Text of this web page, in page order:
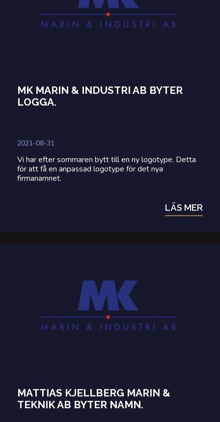
MK MARIN & INDUSTRI AB BYTER
LOGGA.
2021-08-31
Vi har efter sommaren bytt till en ny logotype. Detta
för att få en anpassad logotype för det nya
firmanamnet.
LÄS MER
MATTIAS KJELLBERG MARIN &
TEKNIK AB BYTER NAMN.